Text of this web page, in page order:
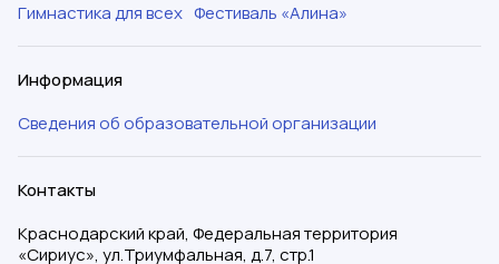
Гимнастика для всех Фестиваль «Алина»
Информация
Сведения об образовательной организации
Контакты
Краснодарский край, Федеральная территория
«Сириус», ул.Триумфальная, д.7, стр.1